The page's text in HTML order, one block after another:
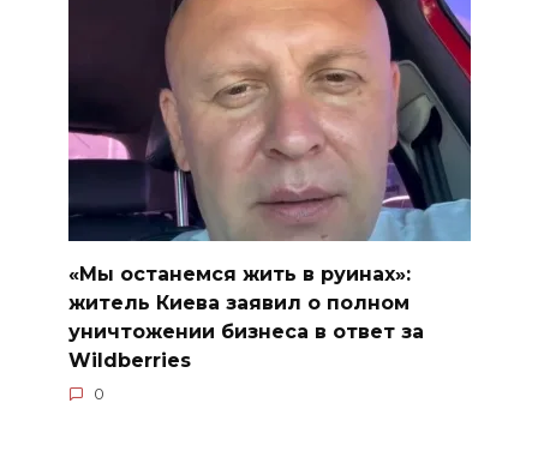
«Мы останемся жить в руинах»:
житель Киева заявил о полном
уничтожении бизнеса в ответ за
Wildberries
0